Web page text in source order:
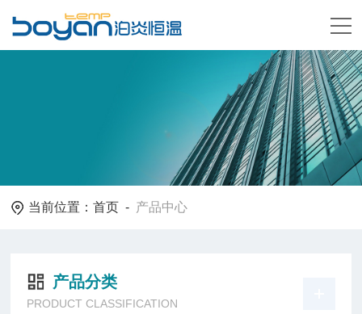
当前位置：首页 - 产品中心
产品分类
PRODUCT CLASSIFICATION